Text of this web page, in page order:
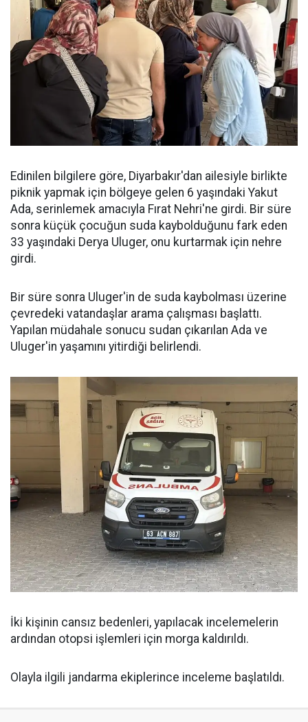
Edinilen bilgilere göre, Diyarbakır'dan ailesiyle birlikte
piknik yapmak için bölgeye gelen 6 yaşındaki Yakut
Ada, serinlemek amacıyla Fırat Nehri'ne girdi. Bir süre
sonra küçük çocuğun suda kaybolduğunu fark eden
33 yaşındaki Derya Uluger, onu kurtarmak için nehre
girdi.
Bir süre sonra Uluger'in de suda kaybolması üzerine
çevredeki vatandaşlar arama çalışması başlattı.
Yapılan müdahale sonucu sudan çıkarılan Ada ve
Uluger'in yaşamını yitirdiği belirlendi.
İki kişinin cansız bedenleri, yapılacak incelemelerin
ardından otopsi işlemleri için morga kaldırıldı.
Olayla ilgili jandarma ekiplerince inceleme başlatıldı.